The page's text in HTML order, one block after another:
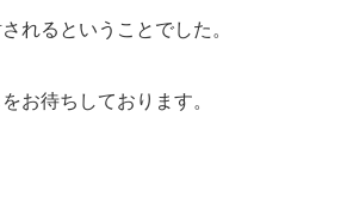
れるということでした。
お待ちしております。